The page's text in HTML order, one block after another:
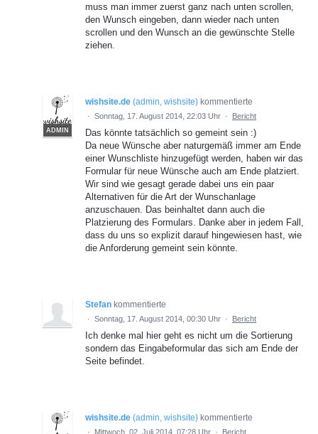
muss man immer zuerst ganz nach unten scrollen,
den Wunsch eingeben, dann wieder nach unten
scrollen und den Wunsch an die gewünschte Stelle
ziehen.
ADMIN
wishsite.de (admin, wishsite) kommentierte
· Sonntag, 17. August 2014, 22:03 Uhr · Bericht
Das könnte tatsächlich so gemeint sein :)
Da neue Wünsche aber naturgemäß immer am Ende
einer Wunschliste hinzugefügt werden, haben wir das
Formular für neue Wünsche auch am Ende platziert.
Wir sind wie gesagt gerade dabei uns ein paar
Alternativen für die Art der Wunschanlage
anzuschauen. Das beinhaltet dann auch die
Platzierung des Formulars. Danke aber in jedem Fall,
dass du uns so explizit darauf hingewiesen hast, wie
die Anforderung gemeint sein könnte.
Stefan kommentierte
· Sonntag, 17. August 2014, 00:30 Uhr · Bericht
Ich denke mal hier geht es nicht um die Sortierung
sondern das Eingabeformular das sich am Ende der
Seite befindet.
wishsite.de (admin, wishsite) kommentierte
· Mittwoch, 02. Juli 2014, 07:28 Uhr · Bericht